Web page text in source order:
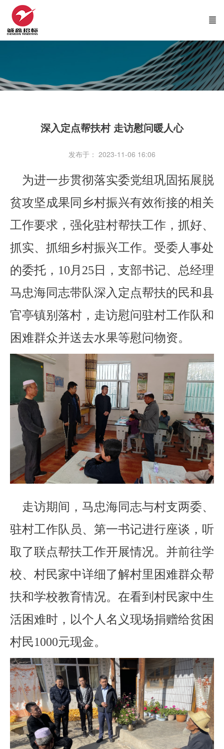
深入定点帮扶村 走访慰问暖人心
发布于： 2023-11-06 16:06
为进一步贯彻落实委党组巩固拓展脱
贫攻坚成果同乡村振兴有效衔接的相关
工作要求，强化驻村帮扶工作，抓好、
抓实、抓细乡村振兴工作。受委人事处
的委托，10月25日，支部书记、总经理
马忠海同志带队深入定点帮扶的民和县
官亭镇别落村，走访慰问驻村工作队和
困难群众并送去水果等慰问物资。
走访期间，马忠海同志与村支两委、
驻村工作队员、第一书记进行座谈，听
取了联点帮扶工作开展情况。并前往学
校、村民家中详细了解村里困难群众帮
扶和学校教育情况。在看到村民家中生
活困难时，以个人名义现场捐赠给贫困
村民1000元现金。